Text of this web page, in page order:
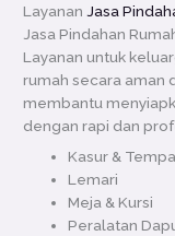
LayananJasa
Jasa Pindahan
Layanan untuk
rumah secara aman
membantu
dengan rapi dan
Kasur &
Lemari
Meja & Kursi
Peralatan